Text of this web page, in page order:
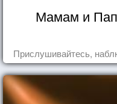
Мамам и
Прислушивайтесь,